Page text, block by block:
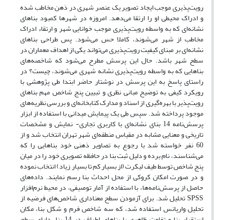
رویت‌پذیری موجب ایجاد تصویر یک عنصر شهری در ذهن مخاطب شده
و ادراک محیطی او را ارتقا می‌دهد. امروزه در شهرها کمبود بناهای
نشانه‌ای که به واسطه رویت‌پذیری موجب خوانایی شهر و ارتقاء ادراک
مخاطب از شهر می‌شوند، کاملا حس می‌شود. پس طراحی بناهای
نشانه‌ای بر مبنای کیفیت رویت‌پذیری می‌تواند یکی از اهداف معماران در
سطح شهر باشد. حال این پرسش مطرح می‌شود که شاخصه‌های
بناهایی که به واسطه رویت‌پذیری نشانه شهری می‌شوند، چیست؟ در
راستای پاسخ به این پرسش‌ در نوشتار حاضر ابتدا طی پژوهشی با
رویکرد کیفی به توضیح مبانی نظری و تبیین پنج شاخص مهم بناهای
رویت‌پذیر با بهره‌گیری از اسناد و مدارک کتابخانه‌ای و بررسی نظریه‌های
موجود پرداخته شد. سپس طی یک پیمایش میدانی با استفاده از ابزار
پرسش‌نامه 14 بنای نشانه‌ای با کاربری تجاری- نمایش و مشخصات
تاریخی و معنایی مشابه در مقیاس منطقه‌ای شهر تهران انتخاب شد و از
60 نفر خواسته شد با رجوع به تصاویر ذهنی خود بناهایی را که
می‌شناسند، نام برده و دلیل ثبت بنا در حافظه تصویری خود را در میان
پنج شاخص توسط طیف لیکرت (از بسیار کم تا بسیار زیاد) انتخاب نموده
و در صورت امکان کروکی از محل احداث بنا رسم نمایند. داده‌های
حاصل از پرسش‌نامه‌ها، با استفاده از آمار توصیفی، در محیط نرم‌افزار
SPSS تحلیل شد. برای آزمودن سطح معناداری شاخص‌های فرضیه از
تحلیل واریانس استفاده شد، که سه شاخص فرم و شکل بنا، مکان